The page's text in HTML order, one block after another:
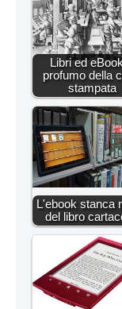
Libri ed
profumo della
stampata
L'ebook stanca
del libro